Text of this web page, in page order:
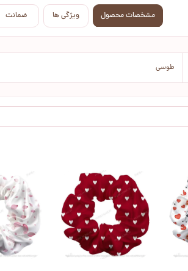
مشخصات محصول ویژگی ها ضمانت
طوسی